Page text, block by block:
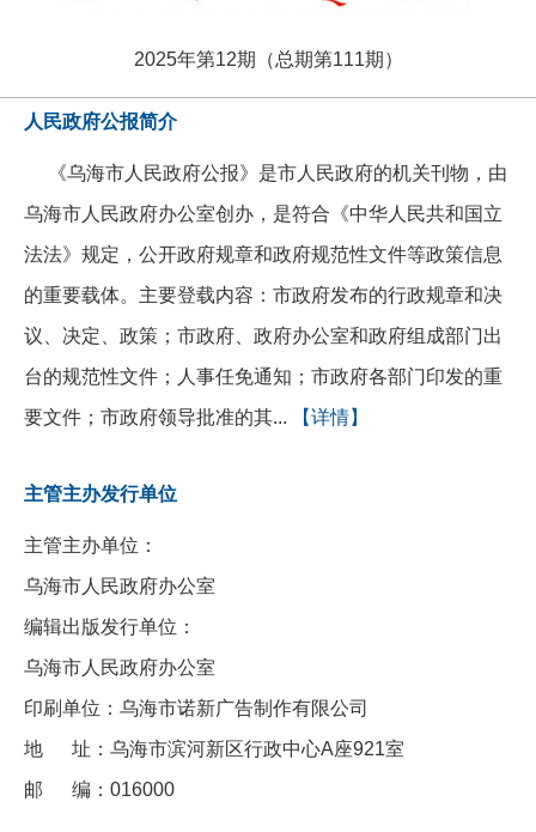
2025年第12期（总期第111期）
人民政府公报简介
《乌海市人民政府公报》是市人民政府的机关刊物，由
乌海市人民政府办公室创办，是符合《中华人民共和国立
法法》规定，公开政府规章和政府规范性文件等政策信息
的重要载体。主要登载内容：市政府发布的行政规章和决
议、决定、政策；市政府、政府办公室和政府组成部门出
台的规范性文件；人事任免通知；市政府各部门印发的重
要文件；市政府领导批准的其...
【详情】
主管主办发行单位
主管主办单位：
乌海市人民政府办公室
编辑出版发行单位：
乌海市人民政府办公室
印刷单位：乌海市诺新广告制作有限公司
地 址：乌海市滨河新区行政中心A座921室
邮 编：016000